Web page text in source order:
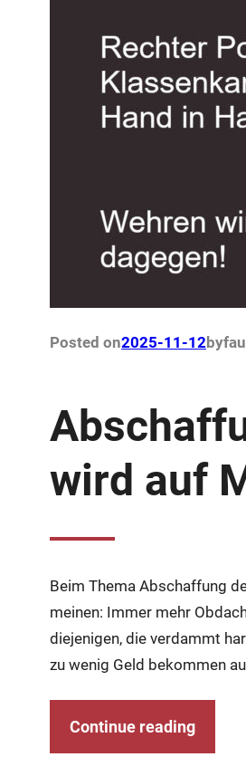
Posted on2025-11-12by
wird auf
Beim Thema Abschaffung
meinen: Immer mehr
diejenigen, die verdammt
zu wenig Geld bekommen
Continue reading